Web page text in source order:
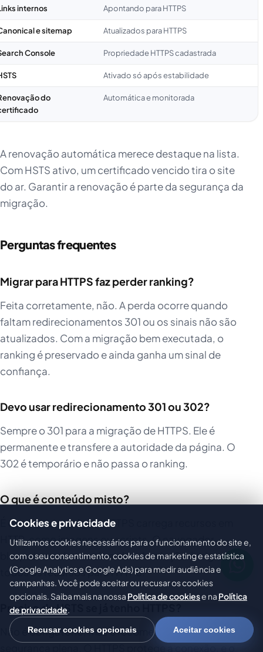
internos Apontando para HTTPS
e sitemap Atualizados para HTTPS
Console Propriedade HTTPS cadastrada
Ativado só após estabilidade
do
Automática e monitorada
A renovação automática merece destaque na lista.
Com HSTS ativo, um certificado vencido tira o site
do ar. Garantir a renovação é parte da segurança da
migração.
Perguntas frequentes
Migrar para HTTPS faz perder ranking?
Feita corretamente, não. A perda ocorre quando
faltam redirecionamentos 301 ou os sinais não são
atualizados. Com a migração bem executada, o
ranking é preservado e ainda ganha um sinal de
confiança.
Devo usar redirecionamento 301 ou 302?
Sempre o 301 para a migração de HTTPS. Ele é
permanente e transfere a autoridade da página. O
302 é temporário e não passa o ranking.
O que é conteúdo misto?
É quando uma página HTTPS carrega recursos em
HTTP, como imagens ou scripts. O navegador
bloqueia ou alerta sobre eles. A solução é migrar
todos os recursos para HTTPS.
Preciso de HSTS se já tenho HTTPS?
Não é obrigatório, mas é recomendado para
Cookies e privacidade
Utilizamos cookies necessários para o funcionamento do site e,
com o seu consentimento, cookies de marketing e estatística
(Google Analytics e Google Ads) para medir audiência e
campanhas. Você pode aceitar ou recusar os cookies
opcionais. Saiba mais na nossa Política de cookiese na Política
de privacidade.
Recusar cookies opcionais Aceitar cookies